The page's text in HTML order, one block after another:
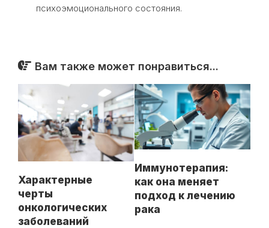
психоэмоционального состояния.
Вам также может понравиться...
Характерные
черты
онкологических
заболеваний
Иммунотерапия:
как она меняет
подход к лечению
рака